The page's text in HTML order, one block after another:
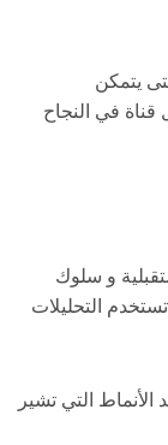
يتمكن
في النجاح
و سلوك
التحليلات
الأنماط التي تشير